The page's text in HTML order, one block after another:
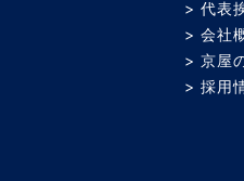
> 代表
> 会社
> 京屋
> 採用